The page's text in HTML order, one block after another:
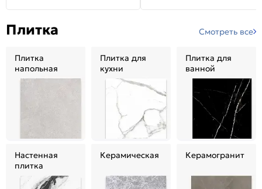
Плитка Смотреть все
Плитка
напольная
Плитка для
кухни
Плитка для
ванной
Настенная
плитка
Керамическая Керамогранит